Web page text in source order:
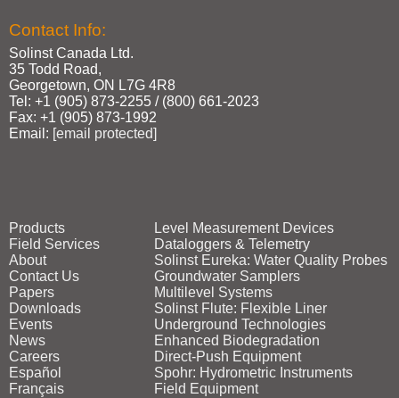
Contact Info:
Solinst Canada Ltd.
35 Todd Road,
Georgetown, ON L7G 4R8
Tel: +1 (905) 873‑2255 / (800) 661‑2023
Fax: +1 (905) 873‑1992
Email: [email protected]
Products
Field Services
About
Contact Us
Papers
Downloads
Events
News
Careers
Español
Français
Level Measurement Devices
Dataloggers & Telemetry
Solinst Eureka: Water Quality Probes
Groundwater Samplers
Multilevel Systems
Solinst Flute: Flexible Liner
Underground Technologies
Enhanced Biodegradation
Direct‑Push Equipment
Spohr: Hydrometric Instruments
Field Equipment